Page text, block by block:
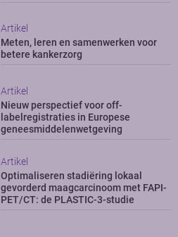
Artikel
Meten, leren en samenwerken voor
betere kankerzorg
Artikel
Nieuw perspectief voor off-
labelregistraties in Europese
geneesmiddelenwetgeving
Artikel
Optimaliseren stadiëring lokaal
gevorderd maagcarcinoom met FAPI-
PET/CT: de PLASTIC-3-studie